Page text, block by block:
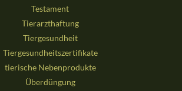
Testament
Tierarzthaftung
Tiergesundheit
Tiergesundheitszertifikate
tierische Nebenprodukte
Überdüngung